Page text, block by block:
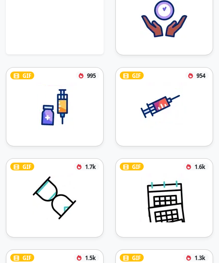
GIF 995 GIF 954
GIF 1.7k GIF 1.6k
GIF 1.5k GIF 1.3k